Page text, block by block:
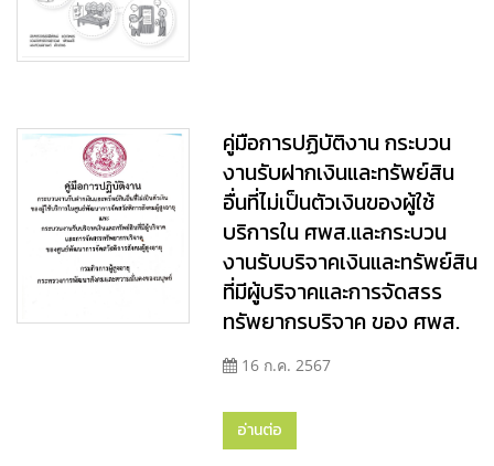
คู่มือการปฏิบัติงาน กระบวน
งานรับฝากเงินและทรัพย์สิน
อื่นที่ไม่เป็นตัวเงินของผู้ใช้
บริการใน ศพส.และกระบวน
งานรับบริจาคเงินและทรัพย์สิน
ที่มีผู้บริจาคและการจัดสรร
ทรัพยากรบริจาค ของ ศพส.
16 ก.ค. 2567
อ่านต่อ